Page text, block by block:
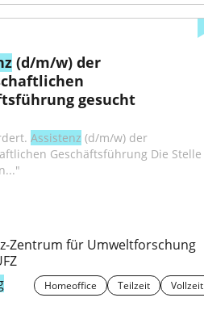
(d/m/w) der
gesucht
Assistenz (d/m/w) der
Geschäftsführung Die Stelle
Zentrum für Umweltforschung
Homeoffice Teilzeit Vollzeit